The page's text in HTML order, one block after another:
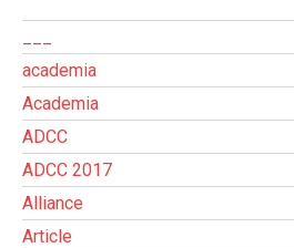
academia
Academia
ADCC
ADCC 2017
Alliance
Article